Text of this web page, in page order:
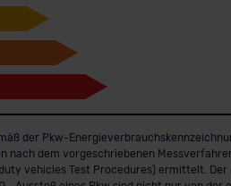
der Pkw-
nach dem vorgeschriebenen
vehicles Test Procedures) ermittelt. Der